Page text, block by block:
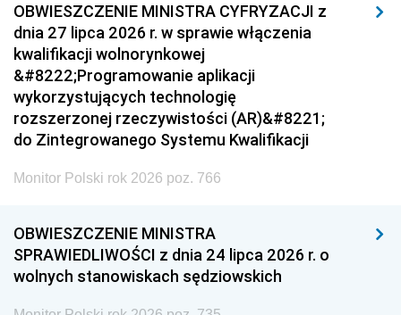
OBWIESZCZENIE MINISTRA CYFRYZACJI z
dnia 27 lipca 2026 r. w sprawie włączenia
kwalifikacji wolnorynkowej
&#8222;Programowanie aplikacji
wykorzystujących technologię
rozszerzonej rzeczywistości (AR)&#8221;
do Zintegrowanego Systemu Kwalifikacji
Monitor Polski rok 2026 poz. 766
OBWIESZCZENIE MINISTRA
SPRAWIEDLIWOŚCI z dnia 24 lipca 2026 r. o
wolnych stanowiskach sędziowskich